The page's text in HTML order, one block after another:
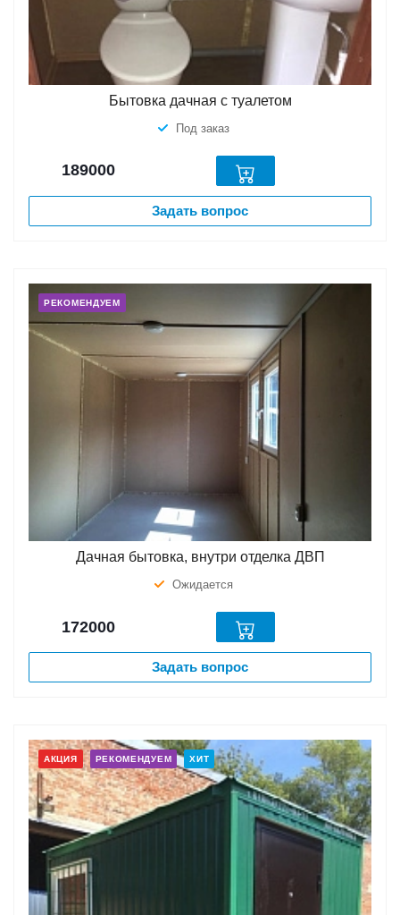
Бытовка дачная с туалетом
Под заказ
189000
Задать вопрос
РЕКОМЕНДУЕМ
Дачная бытовка, внутри отделка ДВП
Ожидается
172000
Задать вопрос
АКЦИЯ РЕКОМЕНДУЕМ ХИТ